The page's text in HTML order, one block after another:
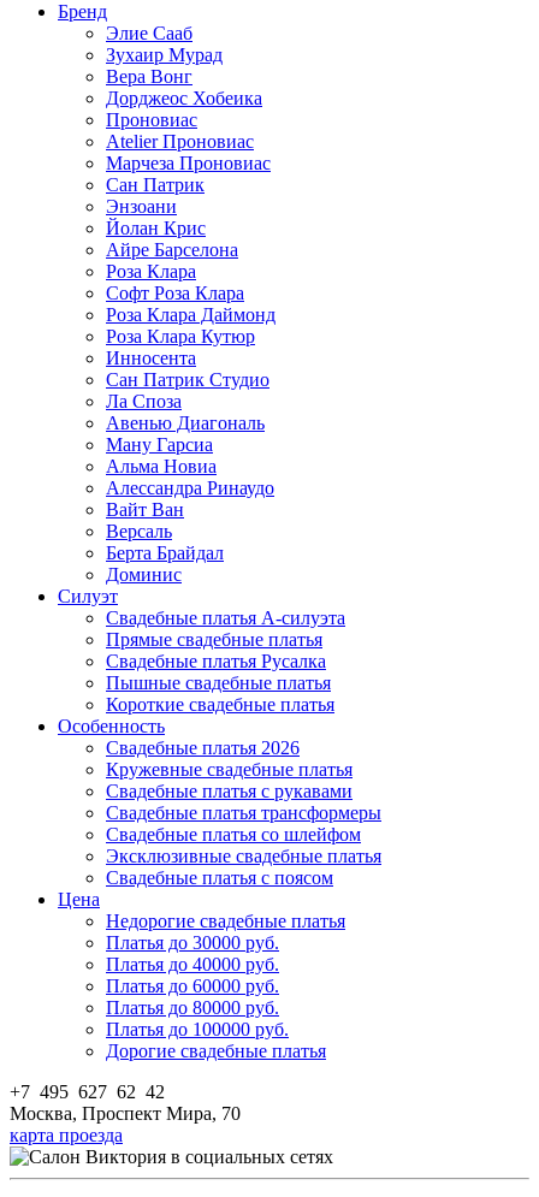
Бренд
Элие Сааб
Зухаир Мурад
Вера Вонг
Дорджеос Хобеика
Проновиас
Atelier Проновиас
Марчеза Проновиас
Сан Патрик
Энзоани
Йолан Крис
Айре Барселона
Роза Клара
Софт Роза Клара
Роза Клара Даймонд
Роза Клара Кутюр
Инносента
Сан Патрик Студио
Ла Споза
Авенью Диагональ
Ману Гарсиа
Альма Новиа
Алессандра Ринаудо
Вайт Ван
Версаль
Берта Брайдал
Доминис
Силуэт
Свадебные платья А-силуэта
Прямые свадебные платья
Свадебные платья Русалка
Пышные свадебные платья
Короткие свадебные платья
Особенность
Свадебные платья 2026
Кружевные свадебные платья
Свадебные платья с рукавами
Свадебные платья трансформеры
Свадебные платья со шлейфом
Эксклюзивные свадебные платья
Свадебные платья с поясом
Цена
Недорогие свадебные платья
Платья до 30000 руб.
Платья до 40000 руб.
Платья до 60000 руб.
Платья до 80000 руб.
Платья до 100000 руб.
Дорогие свадебные платья
+7 495 627 62 42
Москва, Проспект Мира, 70
карта проезда